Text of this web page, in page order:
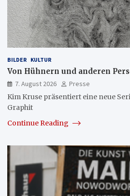
BILDER KULTUR
Von Hühnern und anderen
7. August 2026
Presse
Kim Kruse präsentiert eine neue
Graphit
Continue Reading